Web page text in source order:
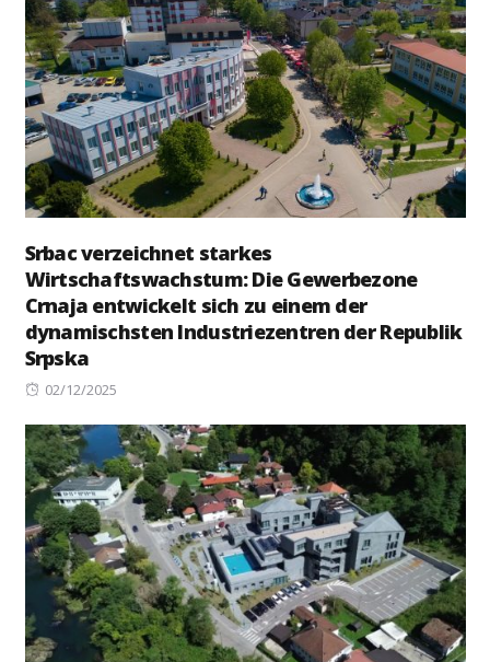
Srbac verzeichnet starkes
Wirtschaftswachstum: Die Gewerbezone
Crnaja entwickelt sich zu einem der
dynamischsten Industriezentren der Republik
Srpska
Posted
02/12/2025